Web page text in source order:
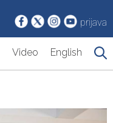
prijava
Video English